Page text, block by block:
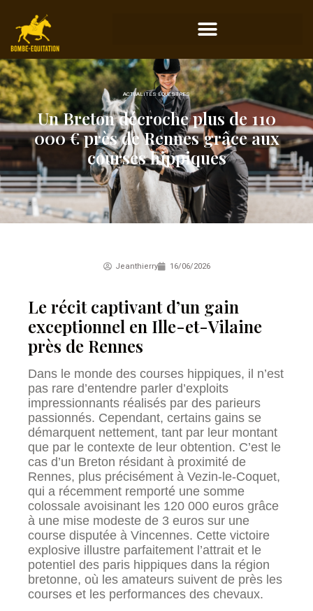
ACTUALITÉS ÉQUESTRES
Un Breton décroche plus de 110
000 € près de Rennes grâce aux
courses hippiques
Jeanthierry 16/06/2026
Le récit captivant d’un gain
exceptionnel en Ille-et-Vilaine
près de Rennes
Dans le monde des courses hippiques, il n’est
pas rare d’entendre parler d’exploits
impressionnants réalisés par des parieurs
passionnés. Cependant, certains gains se
démarquent nettement, tant par leur montant
que par le contexte de leur obtention. C’est le
cas d’un Breton résidant à proximité de
Rennes, plus précisément à Vezin-le-Coquet,
qui a récemment remporté une somme
colossale avoisinant les 120 000 euros grâce
à une mise modeste de 3 euros sur une
course disputée à Vincennes. Cette victoire
explosive illustre parfaitement l’attrait et le
potentiel des paris hippiques dans la région
bretonne, où les amateurs suivent de près les
courses et les performances des chevaux.